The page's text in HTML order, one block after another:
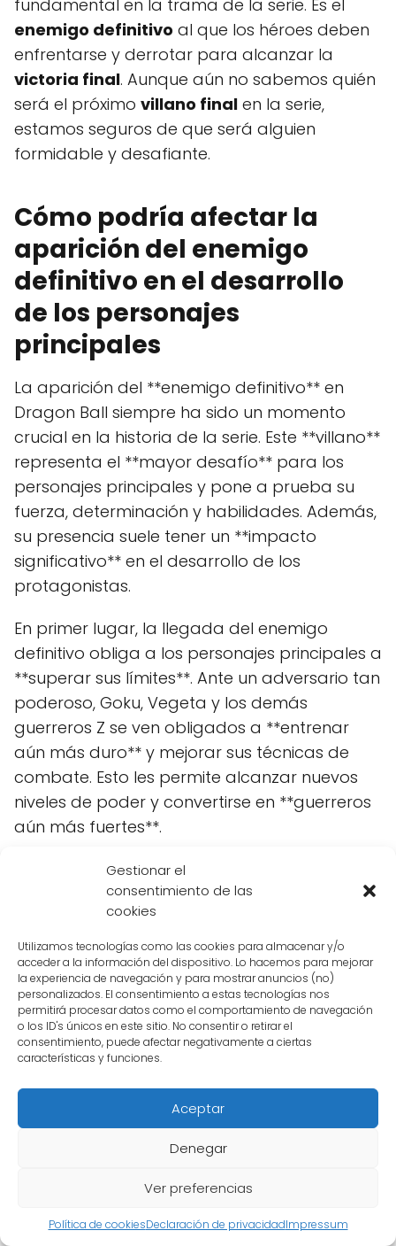
Gestionar el
consentimiento de las
cookies
Utilizamos tecnologías como las cookies para almacenar y/o
acceder a la información del dispositivo. Lo hacemos para mejorar
la experiencia de navegación y para mostrar anuncios (no)
personalizados. El consentimiento a estas tecnologías nos
permitirá procesar datos como el comportamiento de navegación
o los ID's únicos en este sitio. No consentir o retirar el
consentimiento, puede afectar negativamente a ciertas
características y funciones.
Aceptar
Denegar
Ver preferencias
Política de cookiesDeclaración de privacidadImpressum
fundamental en la trama de la serie. Es el
enemigo definitivo al que los héroes deben
enfrentarse y derrotar para alcanzar la
victoria final. Aunque aún no sabemos quién
será el próximo villano final en la serie,
estamos seguros de que será alguien
formidable y desafiante.
Cómo podría afectar la
aparición del enemigo
definitivo en el desarrollo
de los personajes
principales
La aparición del **enemigo definitivo** en
Dragon Ball siempre ha sido un momento
crucial en la historia de la serie. Este **villano**
representa el **mayor desafío** para los
personajes principales y pone a prueba su
fuerza, determinación y habilidades. Además,
su presencia suele tener un **impacto
significativo** en el desarrollo de los
protagonistas.
En primer lugar, la llegada del enemigo
definitivo obliga a los personajes principales a
**superar sus límites**. Ante un adversario tan
poderoso, Goku, Vegeta y los demás
guerreros Z se ven obligados a **entrenar
aún más duro** y mejorar sus técnicas de
combate. Esto les permite alcanzar nuevos
niveles de poder y convertirse en **guerreros
aún más fuertes**.
Además, la aparición del **villano final**
también suele desencadenar **importantes
cambios** en la **personalidad** y
**motivaciones** de los personajes
principales. Por ejemplo, Vegeta, que
originalmente era un enemigo de Goku, se ve
obligado a **aliarse con él** para enfrentar
al enemigo común. Esto lo lleva a **cuestionar
su propia identidad** y a **reevaluar sus
valores y objetivos**.
Por otro lado, la presencia del enemigo
definitivo también puede **afectar las
relaciones** entre los personajes principales.
enemigo poderoso los obliga a **trabajar